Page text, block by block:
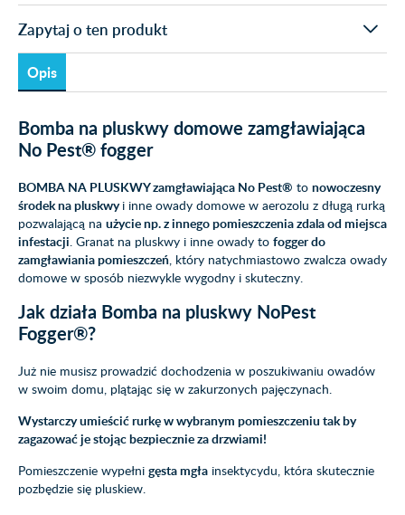
Zapytaj o ten produkt
Opis
Bomba na pluskwy domowe zamgławiająca
No Pest® fogger
BOMBA NA PLUSKWY zamgławiająca No Pest® to nowoczesny
środek na pluskwyi inne owady domowe w aerozolu z długą rurką
pozwalającą na użycie np. z innego pomieszczenia zdala od miejsca
infestacji. Granat na pluskwy i inne owady to fogger do
zamgławiania pomieszczeń, który natychmiastowo zwalcza owady
domowe w sposób niezwykle wygodny i skuteczny.
Jak działa Bomba na pluskwy NoPest
Fogger®?
Już nie musisz prowadzić dochodzenia w poszukiwaniu owadów
w swoim domu, plątając się w zakurzonych pajęczynach.
Wystarczy umieścić rurkę w wybranym pomieszczeniu tak by
zagazować je stojąc bezpiecznie za drzwiami!
Pomieszczenie wypełni gęsta mgła insektycydu, która skutecznie
pozbędzie się pluskiew.